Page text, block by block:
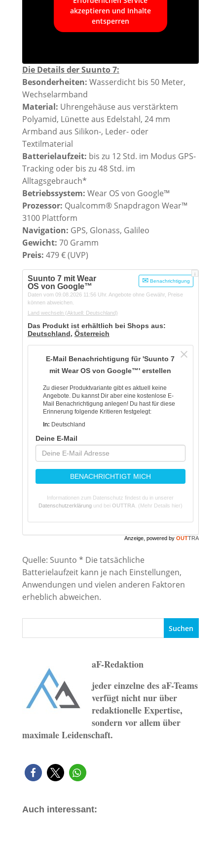
akzeptieren und Inhalte
entsperren
Die Details der Suunto 7:
Besonderheiten: Wasserdicht bis 50 Meter,
Wechselarmband
Material: Uhrengehäuse aus verstärktem
Polyamid​, Lünette aus Edelstahl, 24 mm
Armband aus Silikon-, Leder- oder
Textilmaterial
Batterielaufzeit: bis zu 12 Std. im Modus GPS-
Tracking oder bis zu 48 Std. im
Alltagsgebrauch*
Betriebssystem: Wear OS​ von Google™
Prozessor: Qualcomm® Snapdragon Wear™
3100 Plattform
Navigation: GPS, Glonass, Galileo​
Gewicht: 70 Gramm
Preis: 479 € (UVP)
i
Suunto 7 mit Wear
OS von Google™
Benachrichtigung
Daten vom 09.08.2026 11:56 Uhr. Angebote ohne Gewähr, Preise
können abweichen.
Land wechseln (Aktuell: Deutschland)
Das Produkt ist erhältlich bei Shops aus:
Deutschland, Österreich
E-Mail Benachrichtigung für 'Suunto 7
mit Wear OS von Google™' erstellen
Zu dieser Produktvariante gibt es aktuell keine
Angebote. Du kannst Dir aber eine kostenlose E-
Mail Benachrichtigung anlegen! Du hast für diese
Erinnerung folgende Kritieren festgelegt:
In: Deutschland
Deine E-Mail
BENACHRICHTIGT MICH
Informationen zum Datenschutz findest du in unserer
Datenschutzerklärungund bei OUTTRA (Mehr Details hier)
Anzeige, powered byOUTTRA
Quelle: Suunto * Die tatsächliche
Batterielaufzeit kann je nach Einstellungen,
Anwendungen und vielen anderen Faktoren
erheblich abweichen.
aF-Redaktion
jeder einzelne des aF-Teams
verfügt nicht nur über
redaktionelle Expertise,
sondern vor allem über
maximale Leidenschaft.
Auch interessant: